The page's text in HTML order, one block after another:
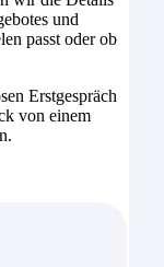
und
passt oder ob
Erstgespräch
von einem